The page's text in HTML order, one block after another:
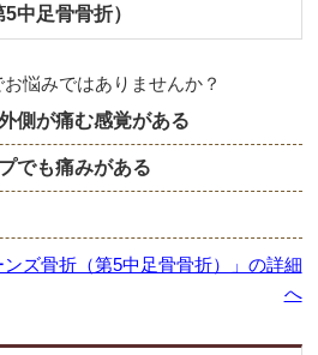
中足骨骨折）
側が痛む感覚がある
でも痛みがある
ズ骨折（第5中足骨骨折）」の詳細
へ